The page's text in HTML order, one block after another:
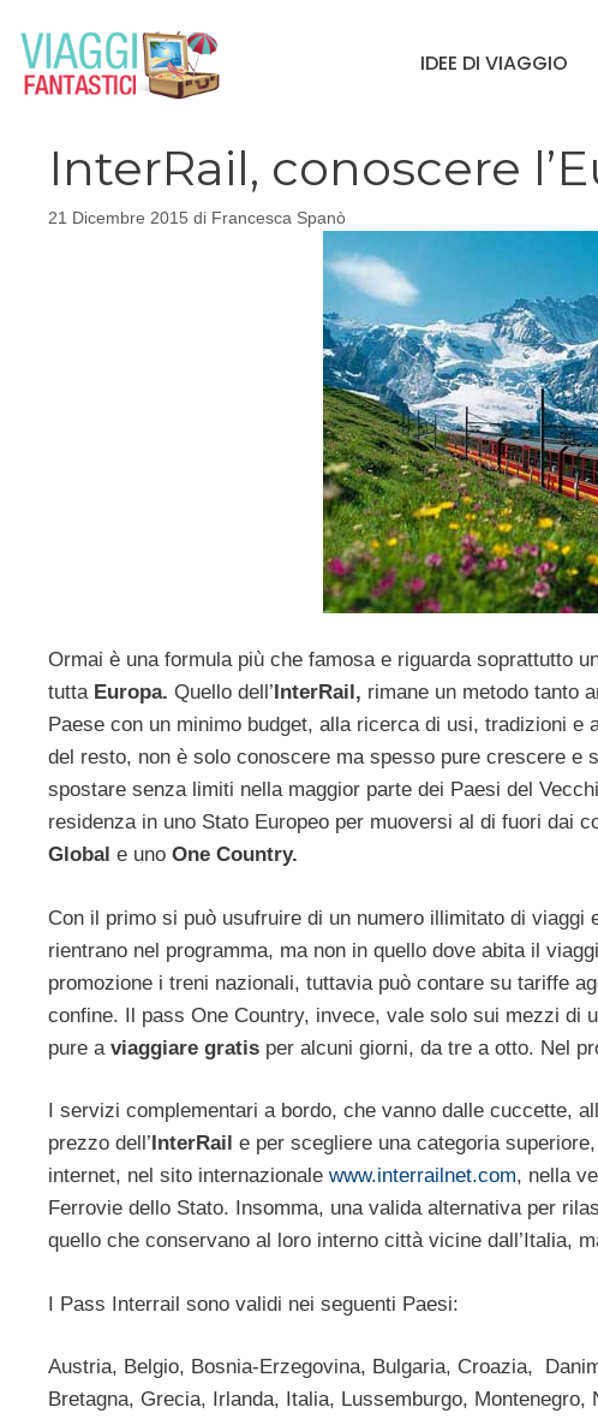
contenuto
IDEE DI VIAGGIO
InterRail, conoscere
21 Dicembre 2015 di Francesca Spanò
Ormai è una formula più che famosa e riguarda soprattutto
tutta Europa. Quello dell’ InterRail, rimane un metodo tanto
Paese con un minimo budget, alla ricerca di usi, tradizioni
del resto, non è solo conoscere ma spesso pure crescere e
spostare senza limiti nella maggior parte dei Paesi del
residenza in uno Stato Europeo per muoversi al di fuori dai
Global e uno One Country.
Con il primo si può usufruire di un numero illimitato di
rientrano nel programma, ma non in quello dove abita il
promozione i treni nazionali, tuttavia può contare su tariffe
confine. Il pass One Country, invece, vale solo sui mezzi di
pure a viaggiare gratis per alcuni giorni, da tre a otto. Nel
I servizi complementari a bordo, che vanno dalle cuccette,
prezzo dell’ InterRail e per scegliere una categoria
internet, nel sito internazionale www.interrailnet.com, nella
Ferrovie dello Stato. Insomma, una valida alternativa per
quello che conservano al loro interno città vicine dall’Italia,
I Pass Interrail sono validi nei seguenti Paesi:
Austria, Belgio, Bosnia-Erzegovina, Bulgaria, Croazia,
Bretagna, Grecia, Irlanda, Italia, Lussemburgo,